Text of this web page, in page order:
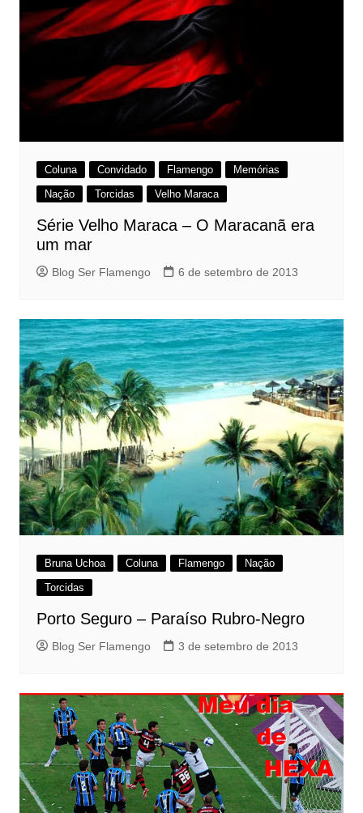
Coluna Convidado Flamengo
Memórias
Nação
Torcidas Velho Maraca
Série Velho Maraca – O Maracanã era
um mar
Blog Ser Flamengo 6 de setembro de 2013
Bruna Uchoa Coluna Flamengo
Nação
Torcidas
Porto Seguro – Paraíso Rubro-Negro
Blog Ser Flamengo 3 de setembro de 2013